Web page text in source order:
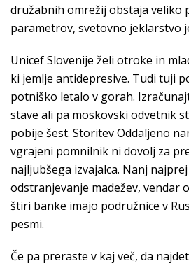
družabnih omrežij obstaja veliko
parametrov, svetovno jeklarstvo
Unicef Slovenije želi otroke in
ki jemlje antidepresive. Tudi tuji
potniško letalo v gorah.
stave ali pa moskovski odvetnik
pobije šest. Storitev Oddaljeno
vgrajeni pomnilnik ni dovolj za
najljubšega izvajalca. Nanj
odstranjevanje madežev, vendar
štiri banke imajo podružnice v
pesmi.
Če pa preraste v kaj več, da